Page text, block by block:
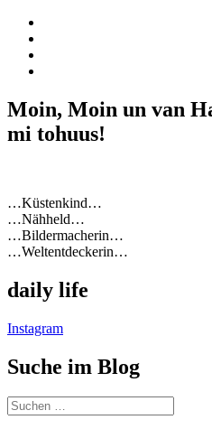
Moin, Moin un van
mi tohuus!
…Küstenkind…
…Nähheld…
…Bildermacherin…
…Weltentdeckerin…
daily life
Instagram
Suche im Blog
Suchen
nach: